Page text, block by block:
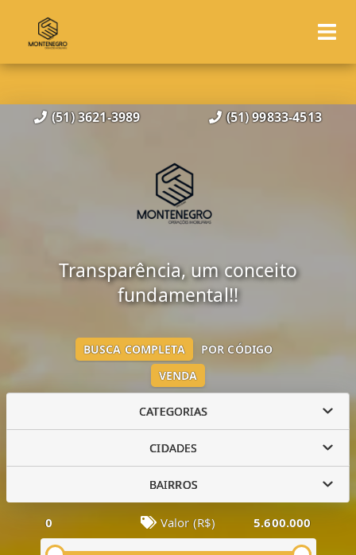
(51) 3621-3989 (51) 99833-4513
Transparência, um conceito
fundamental!!
VENDA
BUSCA COMPLETA POR CÓDIGO
CATEGORIAS
CIDADES
BAIRROS
0 Valor (R$) 5.600.000